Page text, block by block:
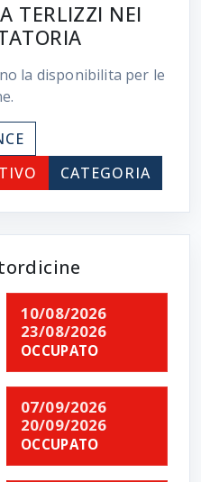
TERLIZZI NEI
la disponibilita per le
CATEGORIA
10/08/2026
23/08/2026
OCCUPATO
07/09/2026
20/09/2026
OCCUPATO